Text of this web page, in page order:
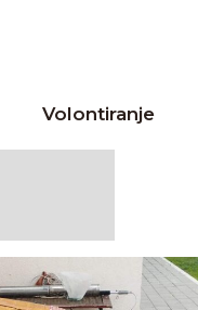
Volontiranje